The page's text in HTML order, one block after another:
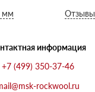
мм
Отзывы
информация
+7 (499) 350-37-46
rockwool.ru